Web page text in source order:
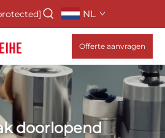
NL
Offerte aanvragen
doorlopend